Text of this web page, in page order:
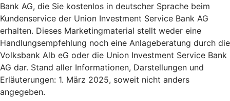
Bank AG, die Sie kostenlos in deutscher Sprache beim
Kundenservice der Union Investment Service Bank AG
erhalten. Dieses Marketingmaterial stellt weder eine
Handlungsempfehlung noch eine Anlageberatung durch die
Volksbank Alb eG oder die Union Investment Service Bank
AG dar. Stand aller Informationen, Darstellungen und
Erläuterungen: 1. März 2025, soweit nicht anders
angegeben.